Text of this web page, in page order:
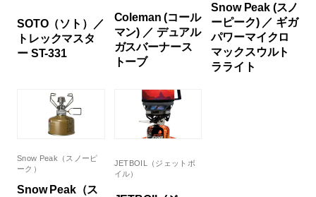
SOTO（ソト）／
トレックマスタ
ー ST-331
Coleman (コール
マン) ／ デュアル
ガスバーナース
トーブ
Snow Peak (スノ
ーピーク) ／ ギガ
パワーマイクロ
マックスウルト
ラライト
Snow Peak（スノーピ
ーク）
Snow Peak（ス
JETBOIL（ジェットボ
イル）